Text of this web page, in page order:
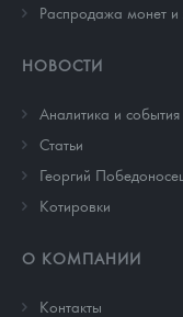
Распродажа монет и
НОВОСТИ
Аналитика и события
Cтатьи
Георгий
Котировки
О КОМПАНИИ
Контакты